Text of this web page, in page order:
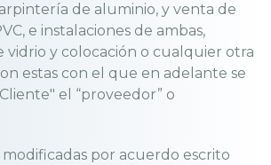
de aluminio, y venta de
e instalaciones de ambas,
vidrio y colocación o cualquier otra
estas con el que en adelante se
el “proveedor” o
por acuerdo escrito